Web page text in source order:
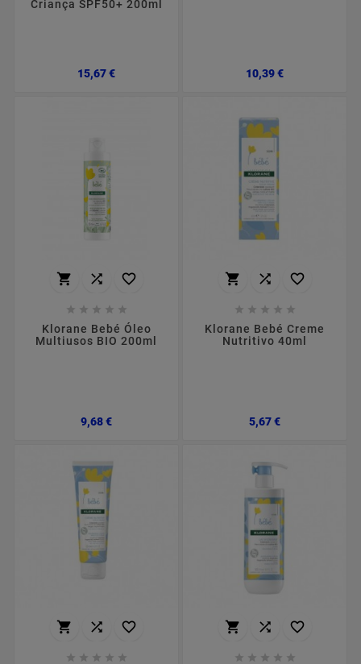
Criança SPF50+ 200ml
15,67 €Preço 10,39 €Preço
  
    
Klorane Bebé Óleo
Multiusos BIO 200ml
9,68 €Preço
  
    
Klorane Bebé Creme
Nutritivo 40ml
5,67 €Preço
  
    
  
    